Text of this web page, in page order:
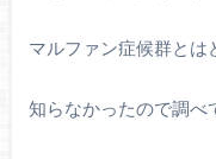
マルファン症候群とは
知らなかったので調べ